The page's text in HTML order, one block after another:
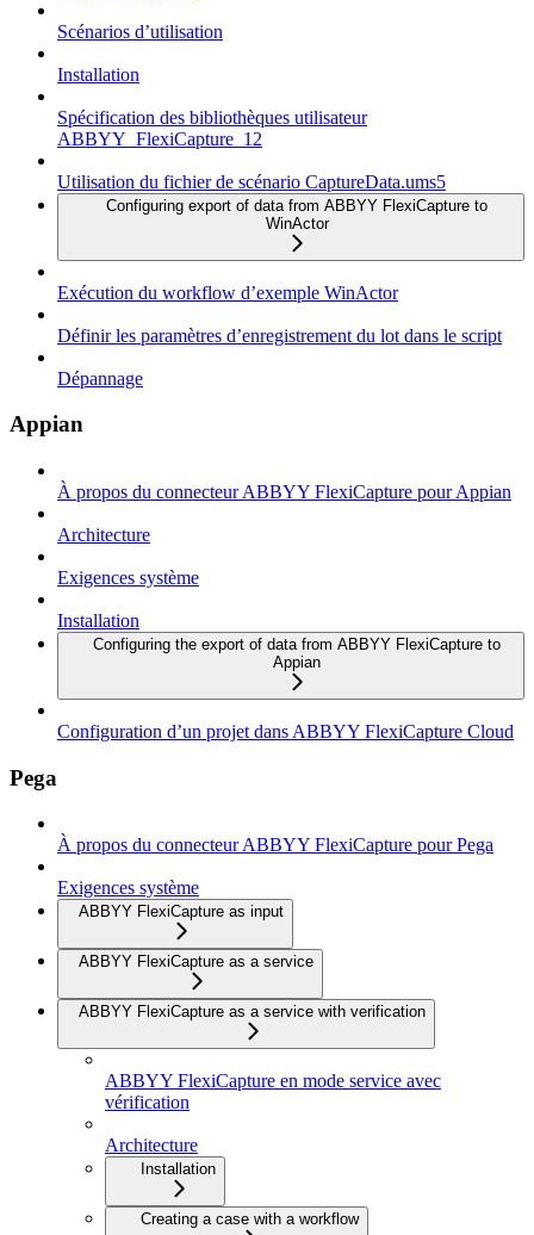
Scénarios d’utilisation
Installation
Spécification des bibliothèques utilisateur
ABBYY_FlexiCapture_12
Utilisation du fichier de scénario CaptureData.ums5
Configuring export of data from ABBYY FlexiCapture to
WinActor
Exécution du workflow d’exemple WinActor
Définir les paramètres d’enregistrement du lot dans le script
Dépannage
Appian
À propos du connecteur ABBYY FlexiCapture pour Appian
Architecture
Exigences système
Installation
Configuring the export of data from ABBYY FlexiCapture to
Appian
Configuration d’un projet dans ABBYY FlexiCapture Cloud
Pega
À propos du connecteur ABBYY FlexiCapture pour Pega
Exigences système
ABBYY FlexiCapture as input
ABBYY FlexiCapture as a service
ABBYY FlexiCapture as a service with verification
ABBYY FlexiCapture en mode service avec
vérification
Architecture
Installation
Creating a case with a workflow